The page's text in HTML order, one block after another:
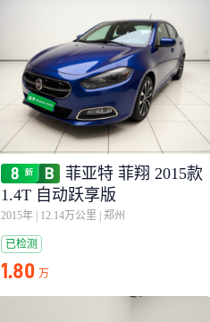
菲亚特 菲翔 2015款
1.4T 自动跃享版
2015年 12.14万公里 郑州
已检测
1.80 万